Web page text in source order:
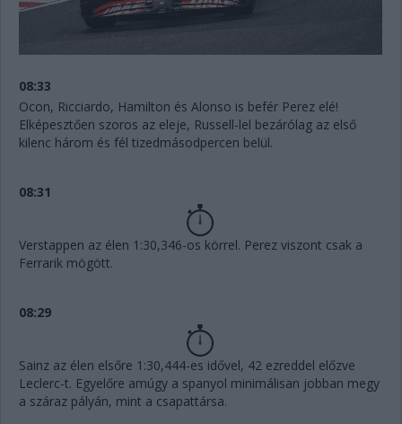
08:33
Ocon, Ricciardo, Hamilton és Alonso is befér Perez elé!
Elképesztően szoros az eleje, Russell-lel bezárólag az első
kilenc három és fél tizedmásodpercen belül.
08:31
Verstappen az élen 1:30,346-os körrel. Perez viszont csak a
Ferrarik mögött.
08:29
Sainz az élen elsőre 1:30,444-es idővel, 42 ezreddel előzve
Leclerc-t. Egyelőre amúgy a spanyol minimálisan jobban megy
a száraz pályán, mint a csapattársa.